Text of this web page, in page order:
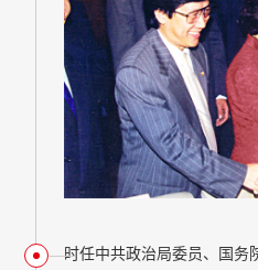
时任中共政治局委员、国务